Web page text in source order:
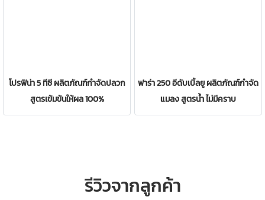
โปรฟิน่า 5 ทีซี ผลิตภัณฑ์กำจัดปลวก
สูตรเข้มข้นให้ผล 100%
ฟาร่า 250 อีดับเบิ้ลยู ผลิตภัณฑ์กำจัด
แมลง สูตรน้ำ ไม่มีคราบ
รีวิวจากลูกค้า